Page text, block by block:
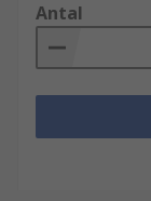
Antal